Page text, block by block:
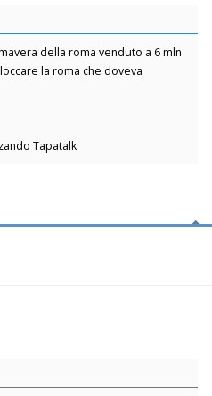
della roma venduto a 6 mln
la roma che doveva
Tapatalk